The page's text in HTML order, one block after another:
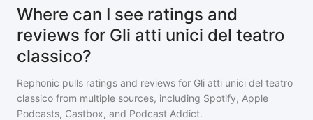
Where can I see ratings and
reviews for Gli atti unici del teatro
classico?
Rephonic pulls ratings and reviews for Gli atti unici del teatro
classico from multiple sources, including Spotify, Apple
Podcasts, Castbox, and Podcast Addict.